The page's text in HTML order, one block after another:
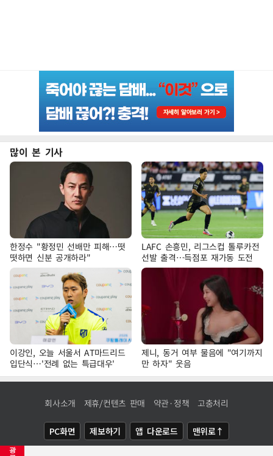
광
많이 본 기사
한정수 "황정민 선배만 피해…떳
떳하면 신분 공개하라"
LAFC 손흥민, 리그스컵 톨루카전
선발 출격…득점포 재가동 도전
이강인, 오늘 서울서 AT마드리드
입단식…'전례 없는 특급대우'
제니, 동거 여부 물음에 "여기까지
만 하자" 웃음
회사소개 제휴/컨텐츠 판매 약관·정책 고충처리
PC화면 제보하기 앱 다운로드 맨위로↑